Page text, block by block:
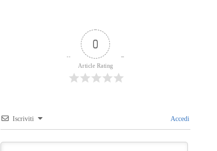
0
Article Rating
Iscriviti Accedi